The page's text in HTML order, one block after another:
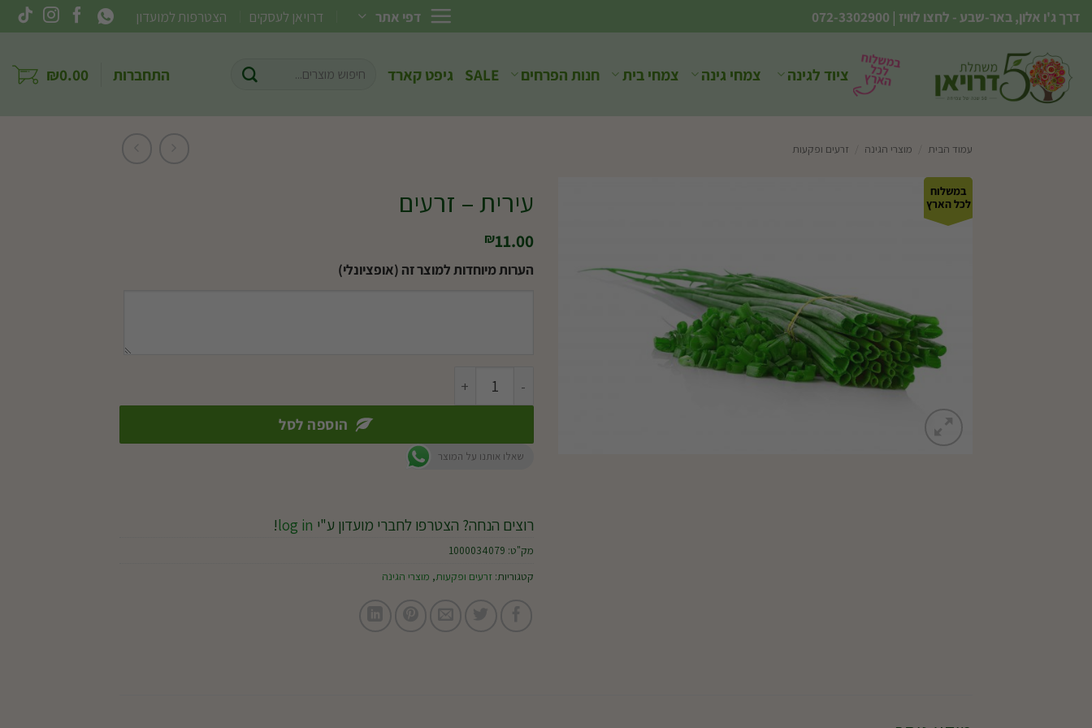
Skip
to
content
דרך ג'ו אלון, באר-שבע - לחצו לוויז |
072-3302900 דפי אתר דרויאן לעסקים הצטרפות למועדון
ציוד לגינה צמחי גינה צמחי בית חנות הפרחים SALE גיפט קארד התחברות ₪0.00
עמוד הבית מוצרי הגינה זרעים ופקעות
במשלוח
לכל הארץ
עירית – זרעים
₪11.00
הערות מיוחדות למוצר זה (אופציונלי)
כמות של עירית - זרעים
הוספה לסל
שאלו אותנו על המוצר
רוצים הנחה? הצטרפו לחברי מועדון ע"י log in
!
מק"ט: 1000034079
קטגוריות: זרעים ופקעות, מוצרי הגינה